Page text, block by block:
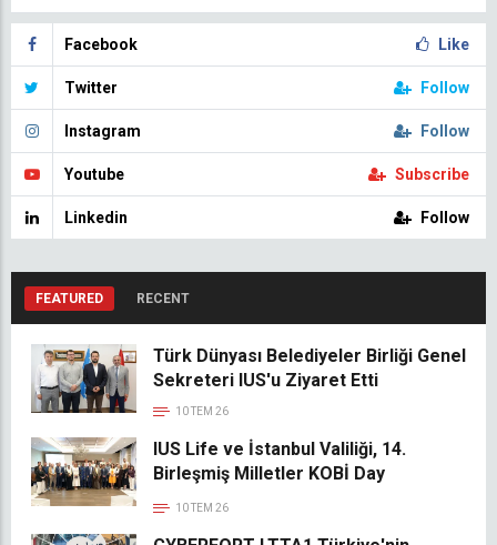
Facebook Like
Twitter Follow
Instagram Follow
Youtube Subscribe
Linkedin Follow
FEATURED RECENT
Türk Dünyası Belediyeler Birliği Genel
Sekreteri IUS'u Ziyaret Etti
10 TEM 26
IUS Life ve İstanbul Valiliği, 14.
Birleşmiş Milletler KOBİ Day
10 TEM 26